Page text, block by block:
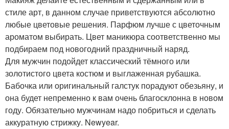
стиле арт, в данном случае приветствуются абсолютно
любые цветовые решения. Парфюм лучше с цветочным
ароматом выбирать. Цвет маникюра соответственно мы
подбираем под новогодний праздничный наряд.
Для мужчин подойдет классический тёмного или
золотистого цвета костюм и выглаженная рубашка.
Бабочка или оригинальный галстук порадуют обезьяну, и
она будет непременно к вам очень благосклонна в новом
году. Обязательно мужчинам надо побриться и сделать
аккуратную стрижку. Newyear.